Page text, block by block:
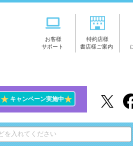
お客様
サポート
特約店様
書店様ご案内
★キャンペーン実施中★